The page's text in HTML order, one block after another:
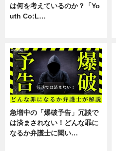
は何を考えているのか？「Yo
uth Co:L…
急増中の「爆破予告」冗談で
は済まされない！どんな罪に
なるか弁護士に聞い…